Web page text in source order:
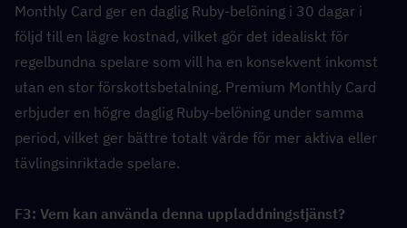
Monthly Card ger en daglig Ruby-belöning i 30 dagar i
följd till en lägre kostnad, vilket gör det idealiskt för
regelbundna spelare som vill ha en konsekvent inkomst
utan en stor förskottsbetalning. Premium Monthly Card
erbjuder en högre daglig Ruby-belöning under samma
period, vilket ger bättre totalt värde för mer aktiva eller
tävlingsinriktade spelare.
F3: Vem kan använda denna uppladdningstjänst?